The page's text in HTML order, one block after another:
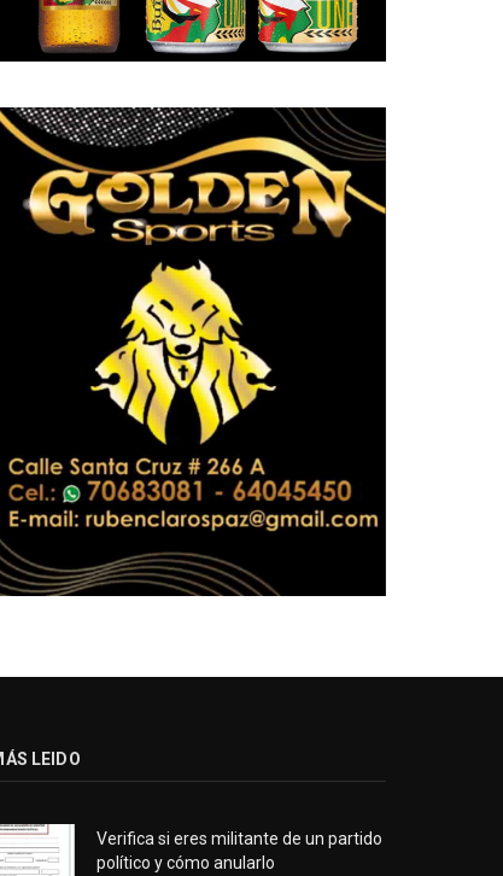
LEIDO
Verifica si eres militante de un partido
político y cómo anularlo